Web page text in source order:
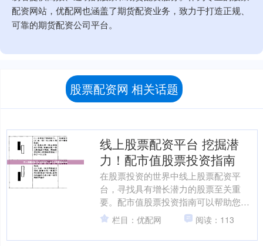
配资网站，优配网也涵盖了期货配资业务，致力于打造正规、
可靠的期货配资公司平台。
股票配资网 相关话题
线上股票配资平台 挖掘潜
力！配市值股票投资指南
在股票投资的世界中线上股票配资平
台，寻找具有增长潜力的股票至关重
要。配市值股票投资指南可以帮助您识
别和利用这些机会。 此外，专业炒股公
司提供个性化的投资建议。他....
栏目：优配网 阅读：113